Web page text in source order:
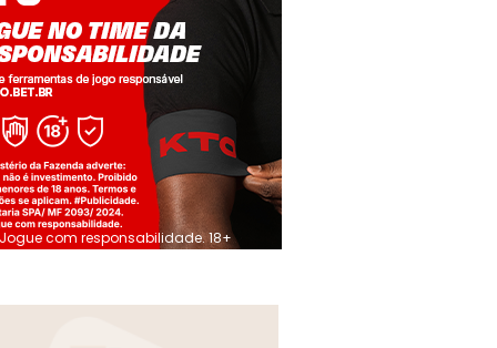
Jogue com responsabilidade. 18+